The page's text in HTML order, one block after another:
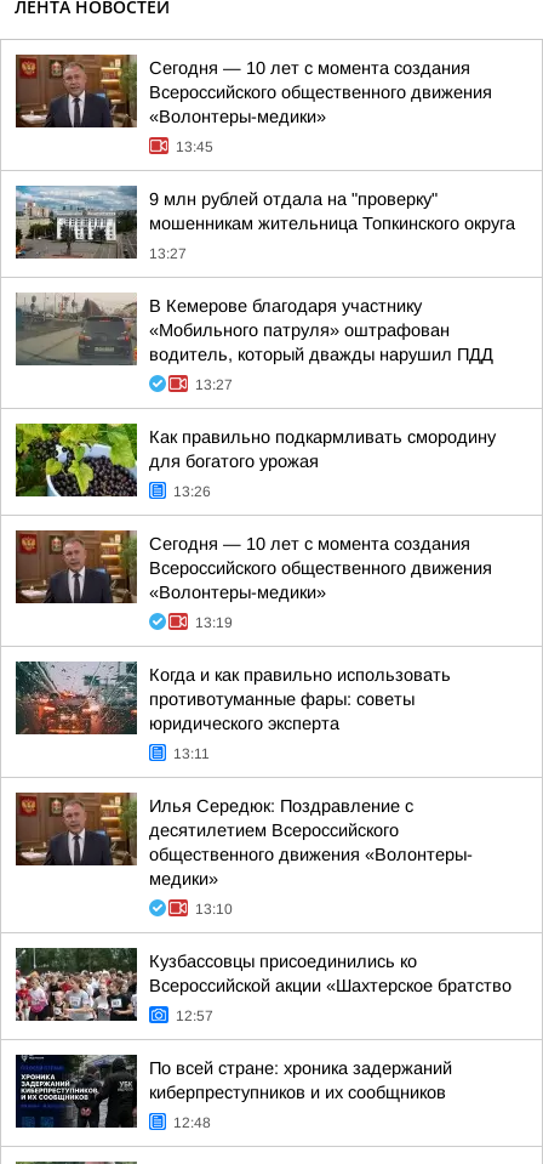
ЛЕНТА НОВОСТЕЙ
Сегодня — 10 лет с момента создания
Всероссийского общественного движения
«Волонтеры-медики»
13:45
9 млн рублей отдала на "проверку"
мошенникам жительница Топкинского округа
13:27
В Кемерове благодаря участнику
«Мобильного патруля» оштрафован
водитель, который дважды нарушил ПДД
13:27
Как правильно подкармливать смородину
для богатого урожая
13:26
Сегодня — 10 лет с момента создания
Всероссийского общественного движения
«Волонтеры-медики»
13:19
Когда и как правильно использовать
противотуманные фары: советы
юридического эксперта
13:11
Илья Середюк: Поздравление с
десятилетием Всероссийского
общественного движения «Волонтеры-
медики»
13:10
Кузбассовцы присоединились ко
Всероссийской акции «Шахтерское братство
12:57
По всей стране: хроника задержаний
киберпреступников и их сообщников
12:48